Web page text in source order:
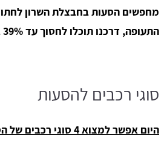
מחפשים הסעות בחבצלת השרון
התעופה, דרכנו תוכלו לחסוך עד 39% בעלויות!
סוגי רכבים להסעות
היום אפשר למצוא 4 סוגי רכבים של הסעות: